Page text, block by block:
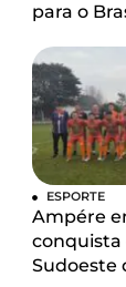
para o
ESPORTE
Ampére
conquista
Sudoeste